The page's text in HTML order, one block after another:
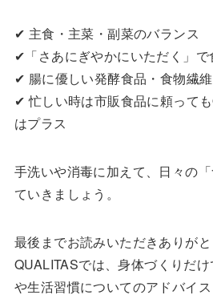
✔ 主食・主菜・副菜のバランス
✔「さあにぎやかにいただく」で
✔ 腸に優しい発酵食品・食物繊
✔ 忙しい時は市販食品に頼って
はプラス
手洗いや消毒に加えて、日々の
ていきましょう。
最後までお読みいただきありが
QUALITASでは、身体づくりだ
や生活習慣についてのアドバイス